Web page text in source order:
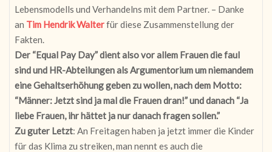
Lebensmodells und Verhandelns mit dem Partner. – Danke
an Tim Hendrik Walterfür diese Zusammenstellung der
Fakten.
Der “Equal Pay Day” dient also vor allem Frauen die faul
sind und HR-Abteilungen als Argumentorium um niemandem
eine Gehaltserhöhung geben zu wollen, nach dem Motto:
“Männer: Jetzt sind ja mal die Frauen dran!” und danach “Ja
liebe Frauen, ihr hättet ja nur danach fragen sollen.”
Zu guter Letzt: An Freitagen haben ja jetzt immer die Kinder
für das Klima zu streiken, man nennt es auch die